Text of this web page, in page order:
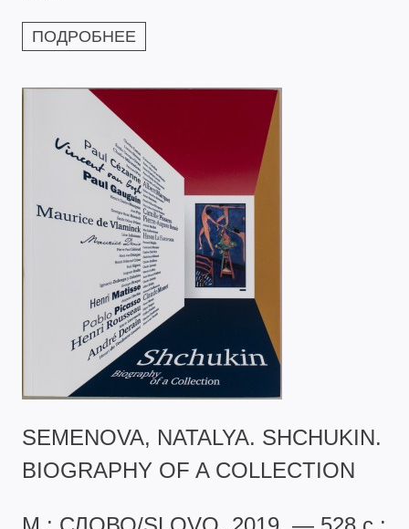
ПОДРОБНЕЕ
SEMENOVA, NATALYA. SHCHUKIN.
BIOGRAPHY OF A COLLECTION